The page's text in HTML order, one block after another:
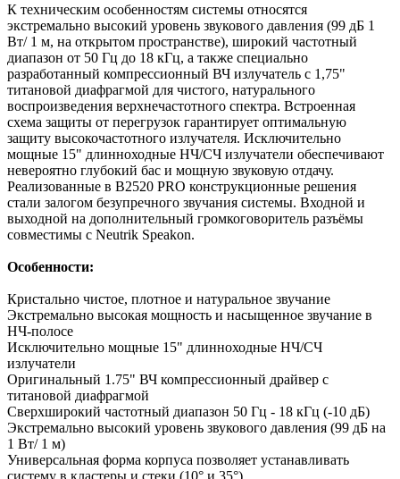
К техническим особенностям системы относятся
экстремально высокий уровень звукового давления (99 дБ 1
Вт/ 1 м, на открытом пространстве), широкий частотный
диапазон от 50 Гц до 18 кГц, а также специально
разработанный компрессионный ВЧ излучатель с 1,75"
титановой диафрагмой для чистого, натурального
воспроизведения верхнечастотного спектра. Встроенная
схема защиты от перегрузок гарантирует оптимальную
защиту высокочастотного излучателя. Исключительно
мощные 15" длинноходные НЧ/СЧ излучатели обеспечивают
невероятно глубокий бас и мощную звуковую отдачу.
Реализованные в B2520 PRO конструкционные решения
стали залогом безупречного звучания системы. Входной и
выходной на дополнительный громкоговоритель разъёмы
совместимы с Neutrik Speakon.
Особенности:
Кристально чистое, плотное и натуральное звучание
Экстремально высокая мощность и насыщенное звучание в
НЧ-полосе
Исключительно мощные 15" длинноходные НЧ/СЧ
излучатели
Оригинальный 1.75" ВЧ компрессионный драйвер с
титановой диафрагмой
Сверхширокий частотный диапазон 50 Гц - 18 кГц (-10 дБ)
Экстремально высокий уровень звукового давления (99 дБ на
1 Вт/ 1 м)
Универсальная форма корпуса позволяет устанавливать
систему в кластеры и стеки (10° и 35°)